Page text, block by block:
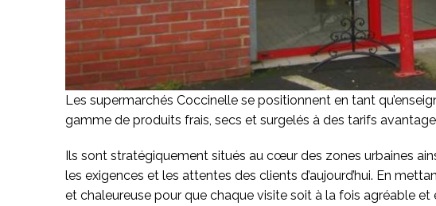
Les supermarchés Coccinelle se positionnent en tant
gamme de produits frais, secs et surgelés à des tarifs
Ils sont stratégiquement situés au cœur des zones urbaines
les exigences et les attentes des clients d’aujourd’hui. En
et chaleureuse pour que chaque visite soit à la fois agréable